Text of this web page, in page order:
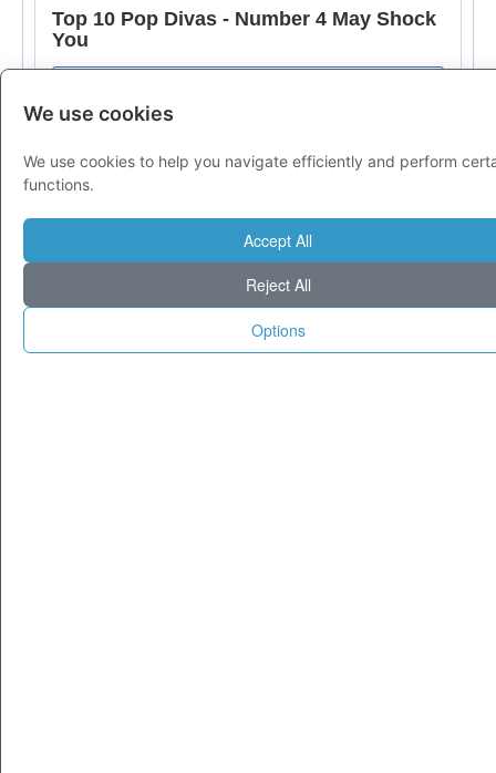
We use cookies
We use cookies to help you navigate efficiently and perform
functions.
Accept All
Reject All
Options